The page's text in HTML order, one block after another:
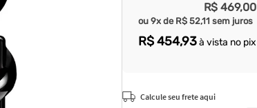
R$ 469,00
ou 9x de R$ 52,11 sem juros
R$454,93à vista no pix